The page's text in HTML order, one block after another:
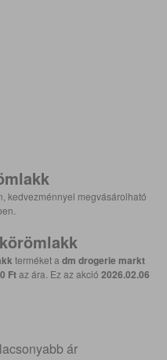
kedvezménnyel megvásárolható
körömlakk
terméket a dm drogerie markt
Ftaz ára. Ez az akció 2026.02.06
ár